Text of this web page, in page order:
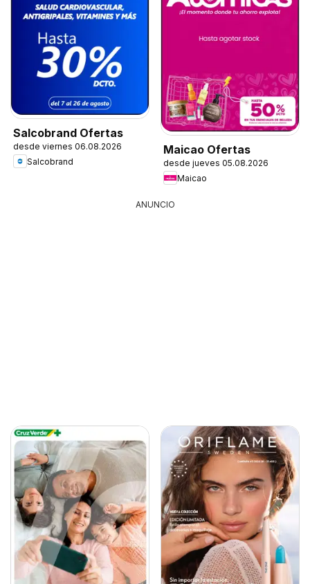
Salcobrand Ofertas
desde viernes 06.08.2026
Salcobrand
Maicao Ofertas
desde jueves 05.08.2026
Maicao
ANUNCIO